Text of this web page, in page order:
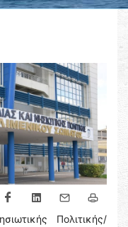
Πολιτικής/